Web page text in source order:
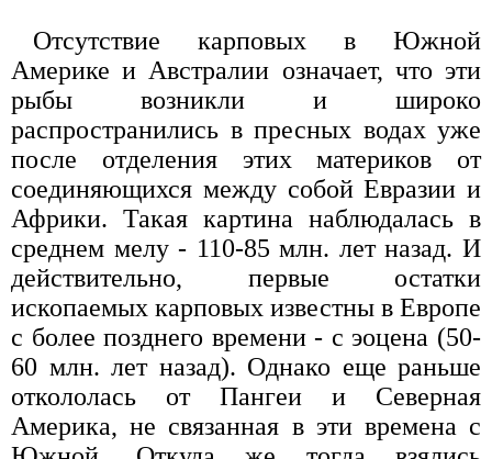
Отсутствие карповых в Южной
Америке и Австралии означает, что эти
рыбы возникли и широко
распространились в пресных водах уже
после отделения этих материков от
соединяющихся между собой Евразии и
Африки. Такая картина наблюдалась в
среднем мелу - 110-85 млн. лет назад. И
действительно, первые остатки
ископаемых карповых известны в Европе
с более позднего времени - с эоцена (50-
60 млн. лет назад). Однако еще раньше
откололась от Пангеи и Северная
Америка, не связанная в эти времена с